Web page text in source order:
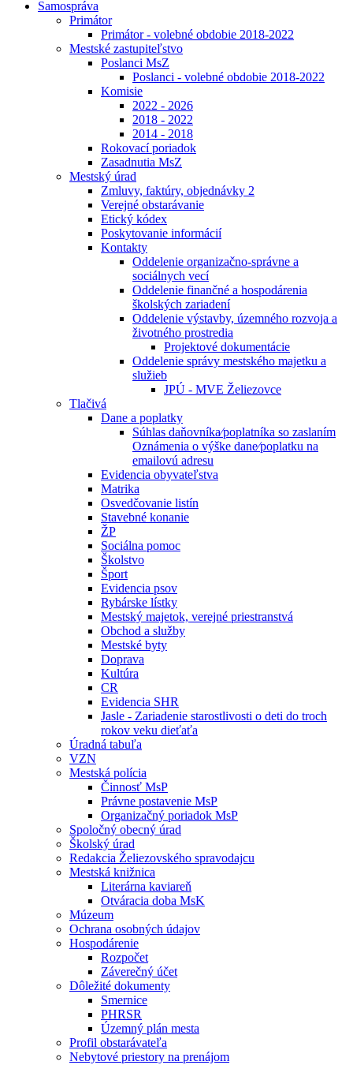
Samospráva
Primátor
Primátor - volebné obdobie 2018-2022
Mestské zastupiteľstvo
Poslanci MsZ
Poslanci - volebné obdobie 2018-2022
Komisie
2022 - 2026
2018 - 2022
2014 - 2018
Rokovací poriadok
Zasadnutia MsZ
Mestský úrad
Zmluvy, faktúry, objednávky 2
Verejné obstarávanie
Etický kódex
Poskytovanie informácií
Kontakty
Oddelenie organizačno-správne a
sociálnych vecí
Oddelenie finančné a hospodárenia
školských zariadení
Oddelenie výstavby, územného rozvoja a
životného prostredia
Projektové dokumentácie
Oddelenie správy mestského majetku a
služieb
JPÚ - MVE Želiezovce
Tlačivá
Dane a poplatky
Súhlas daňovníka⁄poplatníka so zaslaním
Oznámenia o výške dane⁄poplatku na
emailovú adresu
Evidencia obyvateľstva
Matrika
Osvedčovanie listín
Stavebné konanie
ŽP
Sociálna pomoc
Školstvo
Šport
Evidencia psov
Rybárske lístky
Mestský majetok, verejné priestranstvá
Obchod a služby
Mestské byty
Doprava
Kultúra
CR
Evidencia SHR
Jasle - Zariadenie starostlivosti o deti do troch
rokov veku dieťaťa
Úradná tabuľa
VZN
Mestská polícia
Činnosť MsP
Právne postavenie MsP
Organizačný poriadok MsP
Spoločný obecný úrad
Školský úrad
Redakcia Želiezovského spravodajcu
Mestská knižnica
Literárna kaviareň
Otváracia doba MsK
Múzeum
Ochrana osobných údajov
Hospodárenie
Rozpočet
Záverečný účet
Dôležité dokumenty
Smernice
PHRSR
Územný plán mesta
Profil obstarávateľa
Nebytové priestory na prenájom